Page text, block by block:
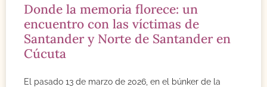
Donde la memoria florece: un
encuentro con las víctimas de
Santander y Norte de Santander en
Cúcuta
El pasado 13 de marzo de 2026, en el búnker de la